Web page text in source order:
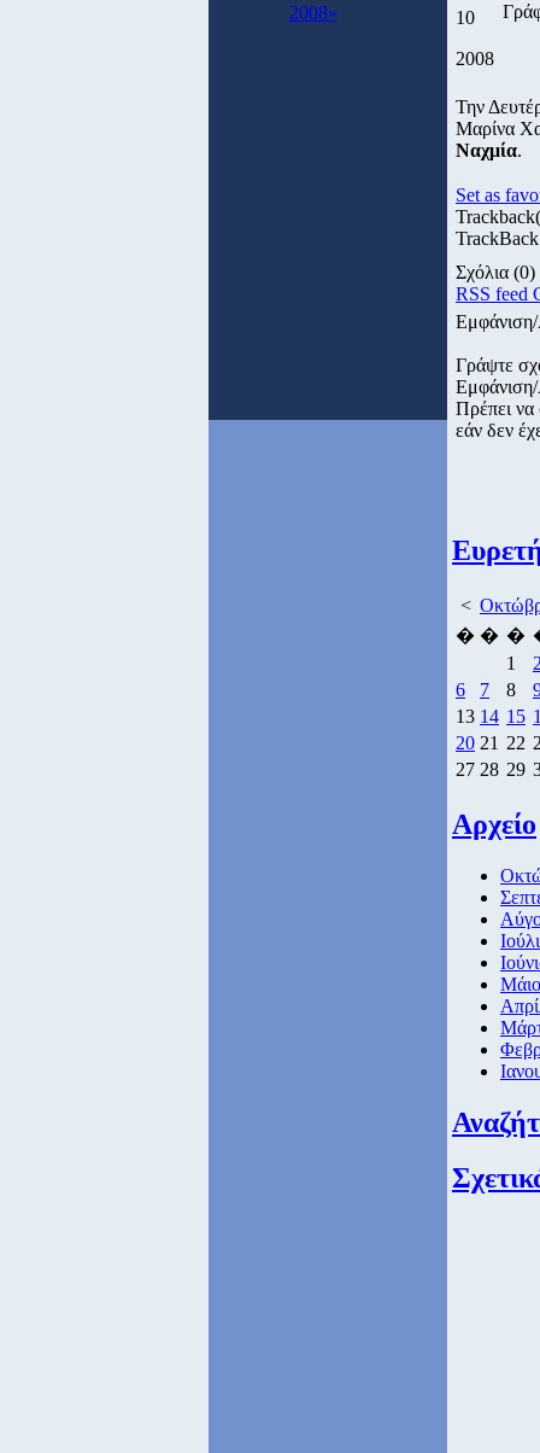
2008»
10
2008
Την
Μαρίνα
Ναχμία.
Set as
Trackback
Σχόλια (0)
RSS feed
Γράψτε
Πρέπει να
εάν δεν
<
� � �
1
2
6
7 8
13 14 15
20 21 22
27 28 29
Αρχείο